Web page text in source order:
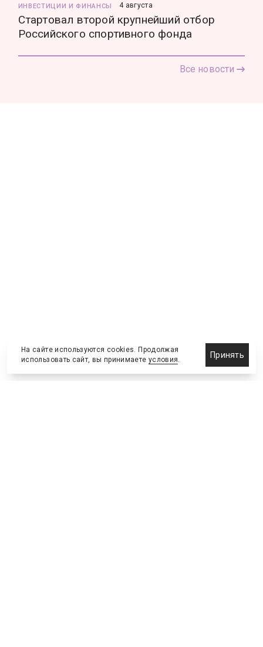
ИНВЕСТИЦИИ И ФИНАНСЫ 4 августа
Стартовал второй крупнейший отбор
Российского спортивного фонда
Все новости
На сайте используются cookies. Продолжая
использовать сайт, вы принимаете условия.
Принять